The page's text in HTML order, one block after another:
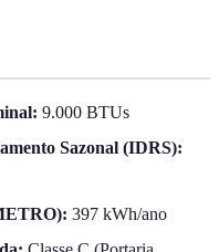
9.000 BTUs
Sazonal (IDRS):
397 kWh/ano